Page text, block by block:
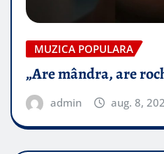
MUZICA POPULARA
„Are mândra, are
admin aug. 8,